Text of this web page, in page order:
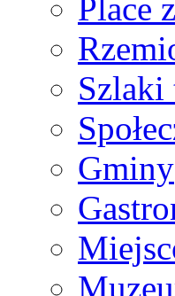
Place
Szlaki
Gminy